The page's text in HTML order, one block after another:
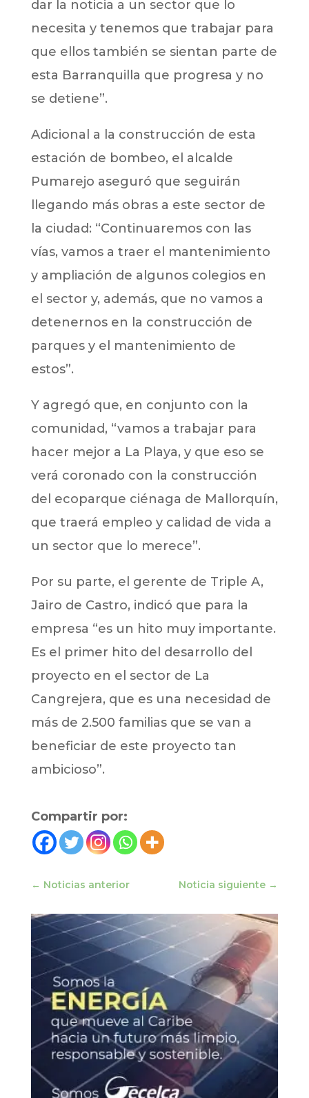
dar la noticia a un sector que lo
necesita y tenemos que trabajar para
que ellos también se sientan parte de
esta Barranquilla que progresa y no
se detiene”.
Adicional a la construcción de esta
estación de bombeo, el alcalde
Pumarejo aseguró que seguirán
llegando más obras a este sector de
la ciudad: “Continuaremos con las
vías, vamos a traer el mantenimiento
y ampliación de algunos colegios en
el sector y, además, que no vamos a
detenernos en la construcción de
parques y el mantenimiento de
estos”.
Y agregó que, en conjunto con la
comunidad, “vamos a trabajar para
hacer mejor a La Playa, y que eso se
verá coronado con la construcción
del ecoparque ciénaga de Mallorquín,
que traerá empleo y calidad de vida a
un sector que lo merece”.
Por su parte, el gerente de Triple A,
Jairo de Castro, indicó que para la
empresa “es un hito muy importante.
Es el primer hito del desarrollo del
proyecto en el sector de La
Cangrejera, que es una necesidad de
más de 2.500 familias que se van a
beneficiar de este proyecto tan
ambicioso”.
Compartir por:
← Noticias anterior Noticia siguiente →